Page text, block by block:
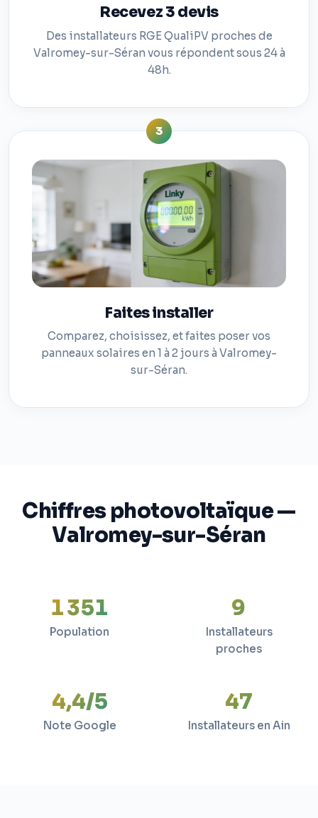
Recevez 3 devis
Des installateurs RGE QualiPV proches de
Valromey-sur-Séran vous répondent sous 24 à
48h.
3
Faites installer
Comparez, choisissez, et faites poser vos
panneaux solaires en 1 à 2 jours à Valromey-
sur-Séran.
Chiffres photovoltaïque —
Valromey-sur-Séran
1 351
Population
9
Installateurs
proches
4,4/5
Note Google
47
Installateurs en Ain